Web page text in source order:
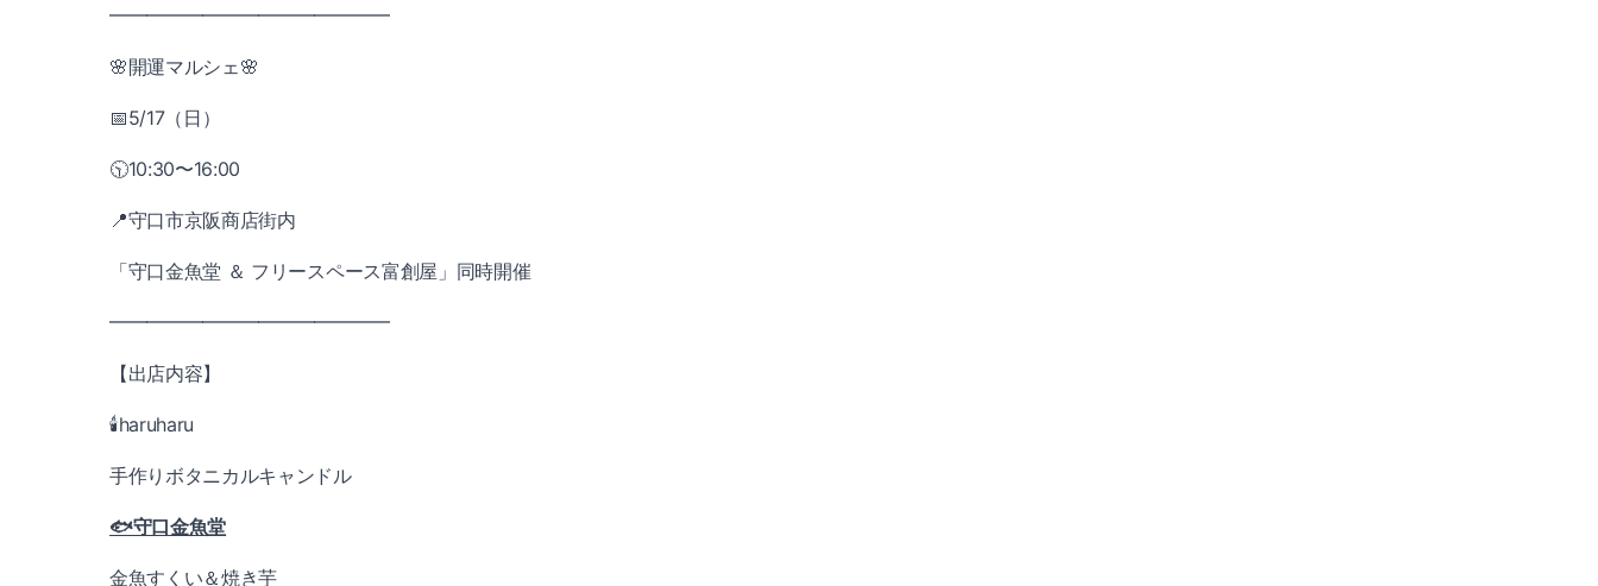
━━━━━━━━━━━━━━━
🌸開運マルシェ🌸
📅5/17（日）
🕥10:30〜16:00
📍守口市京阪商店街内
「守口金魚堂 ＆ フリースペース富創屋」同時開催
━━━━━━━━━━━━━━━
【出店内容】
🕯haruharu
手作りボタニカルキャンドル
🐟守口金魚堂
金魚すくい＆焼き芋